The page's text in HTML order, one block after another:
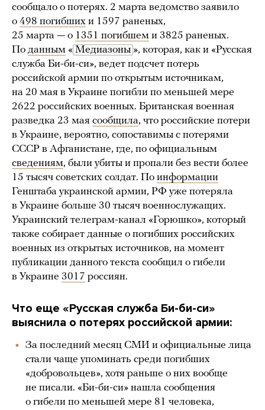
сообщало о потерях. 2 марта ведомство заявило
о 498 погибших и 1597 раненых,
25 марта — о 1351 погибшем и 3825 раненых.
По данным « Медиазоны », которая, как и «Русская
служба Би-би-си», ведет подсчет потерь
российской армии по открытым источникам,
на 20 мая в Украине погибли по меньшей мере
2622 российских военных. Британская военная
разведка 23 мая сообщила, что российские потери
в Украине, вероятно, сопоставимы с потерями
СССР в Афганистане, где, по официальным
сведениям, были убиты и пропали без вести более
15 тысяч советских солдат. По информации
Генштаба украинской армии, РФ уже потеряла
в Украине больше 30 тысяч военнослужащих.
Украинский телеграм-канал «Горюшко», который
также собирает данные о погибших российских
военных из открытых источников, на момент
публикации данного текста сообщил о гибели
в Украине 3017 россиян.
Что еще «Русская служба Би-би-си»
выяснила о потерях российской армии:
За последний месяц СМИ и официальные лица
стали чаще упоминать среди погибших
«добровольцев», хотя раньше о них вообще
не писали. «Би-би-си» нашла сообщения
о гибели по меньшей мере 81 человека,